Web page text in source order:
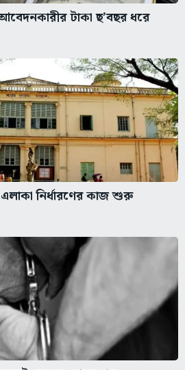
টাকা ছ’বছর ধরে
নির্ধারণের কাজ শুরু